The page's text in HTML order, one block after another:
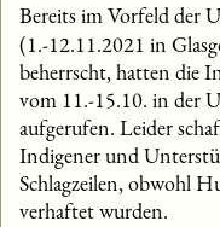
Bereits im Vorfeld der
(1.-12.11.2021 in
beherrscht, hatten die
vom 11.-15.10. in der
aufgerufen. Leider
Indigener und
Schlagzeilen, obwohl
verhaftet wurden.